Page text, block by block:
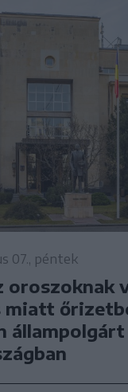
07., péntek
oroszoknak
miatt
állampolgárt